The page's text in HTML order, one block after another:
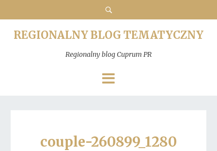
REGIONALNY BLOG TEMATYCZNY
Regionalny blog Cuprum PR
couple-260899_1280